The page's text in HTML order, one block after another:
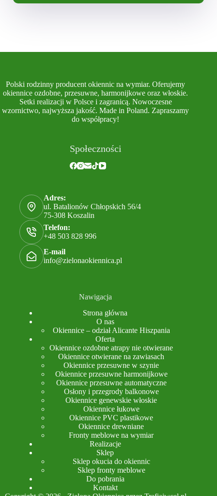
Polski rodzinny producent okiennic na wymiar. Oferujemy
okiennice ozdobne, przesuwne, harmonijkowe oraz włoskie.
Setki realizacji w Polsce i zagranicą. Nowoczesne
wzornictwo, najwyższa jakość. Made in Poland. Zapraszamy
do współpracy!
Społeczności
Adres:
ul. Batalionów Chłopskich 56/4
75-308 Koszalin
Telefon:
+48 503 828 996
E-mail
info@zielonaokiennica.pl
Nawigacja
Strona główna
O nas
Okiennice – odział Alicante Hiszpania
Oferta
Okiennice ozdobne atrapy nie otwierane
Okiennice otwierane na zawiasach
Okiennice przesuwne w szynie
Okiennice przesuwne harmonijkowe
Okiennice przesuwne automatyczne
Osłony i przegrody balkonowe
Okiennice genewskie włoskie
Okiennice łukowe
Okiennice PVC plastikowe
Okiennice drewniane
Fronty meblowe na wymiar
Realizacje
Sklep
Sklep okucia do okiennic
Sklep fronty meblowe
Do pobrania
Kontakt